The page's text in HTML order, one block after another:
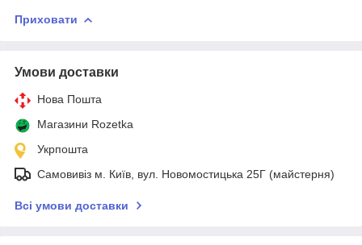
Приховати
Умови доставки
Нова Пошта
Магазини Rozetka
Укрпошта
Самовивіз м. Київ, вул. Новомостицька 25Г (майстерня)
Всі умови доставки